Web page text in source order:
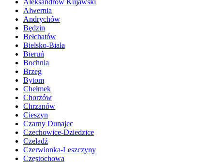
Alwernia
Andrychów
Będzin
Bełchatów
Bielsko-Biała
Bieruń
Bochnia
Brzeg
Bytom
Chełmek
Chorzów
Chrzanów
Cieszyn
Czarny Dunajec
Czechowice-Dziedzice
Czeladź
Czerwionka-Leszczyny
Częstochowa